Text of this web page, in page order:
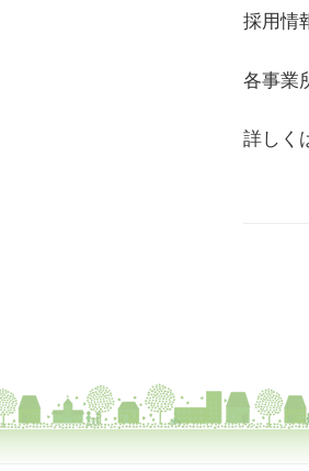
採用情
各事業
詳しく
投
稿